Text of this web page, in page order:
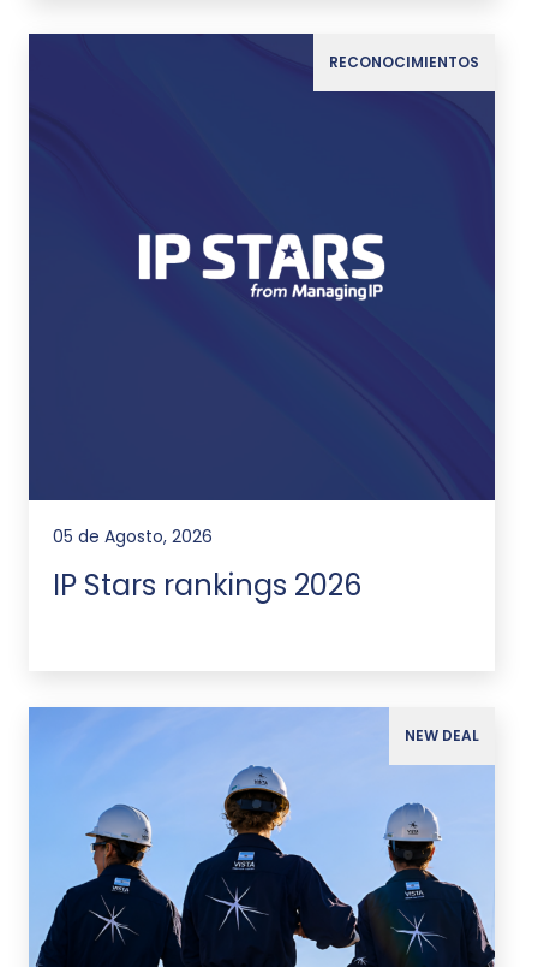
RECONOCIMIENTOS
05 de Agosto, 2026
IP Stars rankings 2026
NEW DEAL